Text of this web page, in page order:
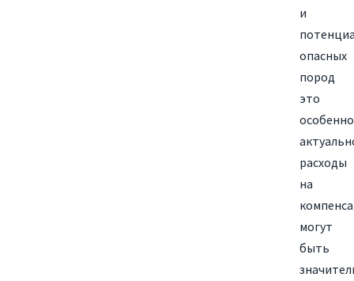
и
опасных
пород
это
особенно
расходы
на
могут
быть